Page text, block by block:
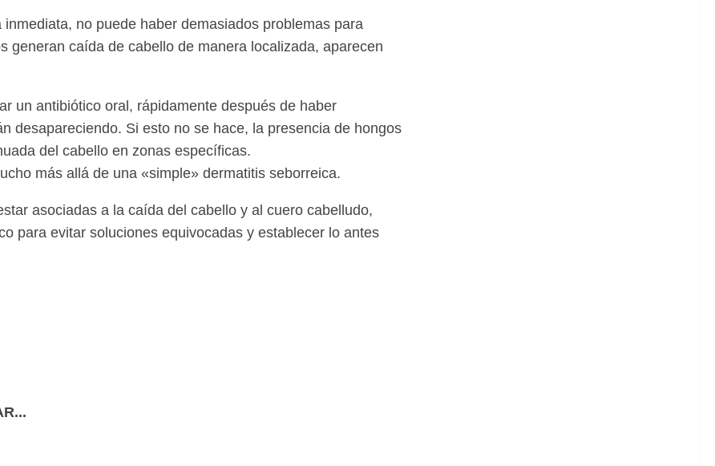
no puede haber demasiados problemas para
generan caída de cabello de manera localizada, aparecen
un antibiótico oral, rápidamente después de haber
desapareciendo. Si esto no se hace, la presencia de hongos
del cabello en zonas específicas.
más allá de una «simple» dermatitis seborreica.
asociadas a la caída del cabello y al cuero cabelludo,
para evitar soluciones equivocadas y establecer lo antes